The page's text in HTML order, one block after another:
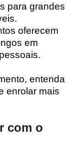
para grandes
oferecem
em
entenda
enrolar mais
com o